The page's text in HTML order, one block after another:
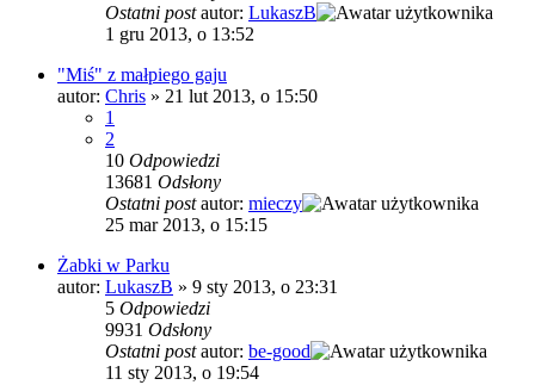
Ostatni postautor: LukaszB
1 gru 2013, o 13:52
"Miś" z małpiego gaju
autor: Chris » 21 lut 2013, o 15:50
1
2
10 Odpowiedzi
13681 Odsłony
Ostatni postautor: mieczy
25 mar 2013, o 15:15
Żabki w Parku
autor: LukaszB » 9 sty 2013, o 23:31
5 Odpowiedzi
9931 Odsłony
Ostatni postautor: be-good
11 sty 2013, o 19:54